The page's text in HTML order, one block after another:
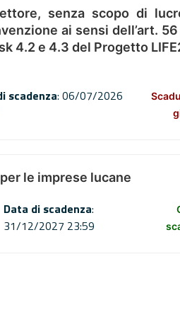
senza scopo di
ai sensi dell’art. 56
e 4.3 del Progetto
scadenza: 06/07/2026
le imprese lucane
Data di scadenza:
31/12/2027 23:59